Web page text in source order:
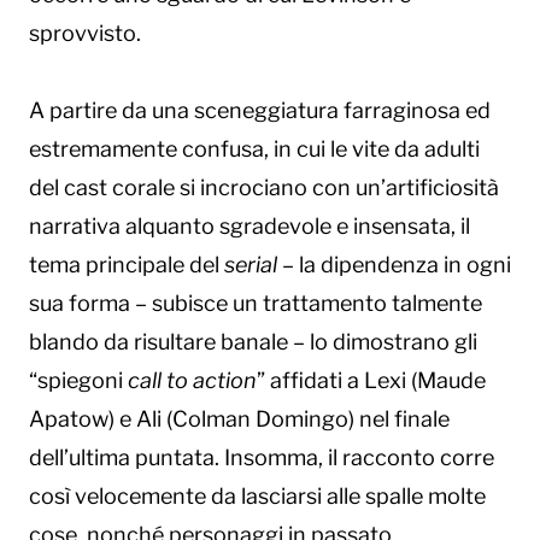
sprovvisto.
A partire da una sceneggiatura farraginosa ed
estremamente confusa, in cui le vite da adulti
del cast corale si incrociano con un’artificiosità
narrativa alquanto sgradevole e insensata, il
tema principale del serial – la dipendenza in ogni
sua forma – subisce un trattamento talmente
blando da risultare banale – lo dimostrano gli
“spiegoni call to action” affidati a Lexi (Maude
Apatow) e Ali (Colman Domingo) nel finale
dell’ultima puntata. Insomma, il racconto corre
così velocemente da lasciarsi alle spalle molte
cose, nonché personaggi in passato